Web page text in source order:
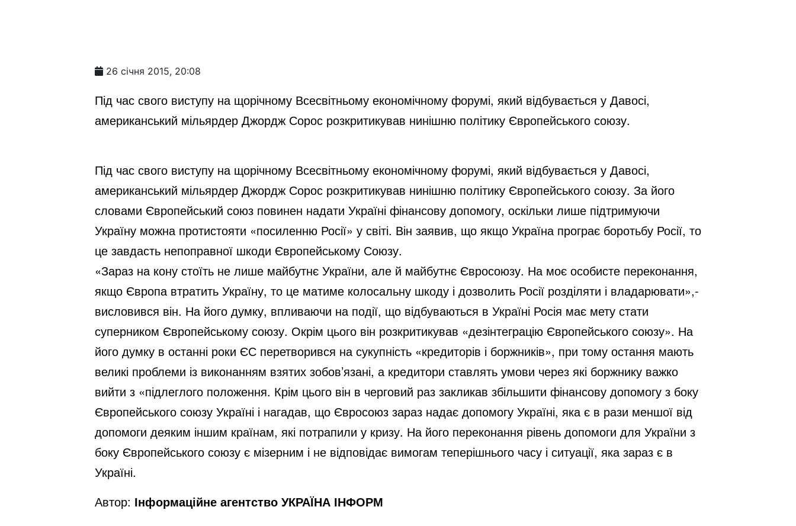
26 січня 2015, 20:08
Під час свого виступу на щорічному Всесвітньому економічному форумі, який відбувається у Давосі,
американський мільярдер Джордж Сорос розкритикував нинішню політику Європейського союзу.
Під час свого виступу на щорічному Всесвітньому економічному форумі, який відбувається у Давосі,
американський мільярдер Джордж Сорос розкритикував нинішню політику Європейського союзу. За його
словами Європейський союз повинен надати Україні фінансову допомогу, оскільки лише підтримуючи
Україну можна протистояти «посиленню Росії» у світі. Він заявив, що якщо Україна програє боротьбу Росії, то
це завдасть непоправної шкоди Європейському Союзу.
«Зараз на кону стоїть не лише майбутнє України, але й майбутнє Євросоюзу. На моє особисте переконання,
якщо Європа втратить Україну, то це матиме колосальну шкоду і дозволить Росії розділяти і владарювати»,-
висловився він. На його думку, впливаючи на події, що відбуваються в Україні Росія має мету стати
суперником Європейському союзу. Окрім цього він розкритикував «дезінтеграцію Європейського союзу». На
його думку в останні роки ЄС перетворився на сукупність «кредиторів і боржників», при тому остання мають
великі проблеми із виконанням взятих зобов’язані, а кредитори ставлять умови через які боржнику важко
вийти з «підлеглого положення. Крім цього він в черговий раз закликав збільшити фінансову допомогу з боку
Європейського союзу Україні і нагадав, що Євросоюз зараз надає допомогу Україні, яка є в рази меншої від
допомоги деяким іншим країнам, які потрапили у кризу. На його переконання рівень допомоги для України з
боку Європейського союзу є мізерним і не відповідає вимогам теперішнього часу і ситуації, яка зараз є в
Україні.
Автор: Інформаційне агентство УКРАЇНА ІНФОРМ